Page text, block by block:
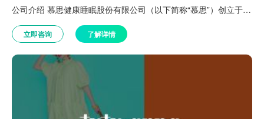
公司介绍 慕思健康睡眠股份有限公司（以下简称“慕思”）创立于 2004 年，专业从事整套健康睡眠系统的研发、生产和销售，在业内创新打造了“量身定制个人专属的健康睡眠系统”。目前，慕思线下睡眠体验馆已覆盖全球20多个国家和地区，为千万客户提供健康睡眠体验。 客户挑战 会员数据靠人工统计，难免存在缺失情况，且数据庞杂、体量庞大，人工作业很难实现有效的整合和分析； “会员是和‘人’打交道的…
立即咨询 了解详情